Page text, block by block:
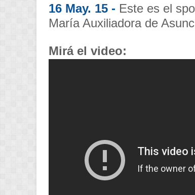
16 May. 15 - Este es el
María Auxiliadora de
Mirá el video: